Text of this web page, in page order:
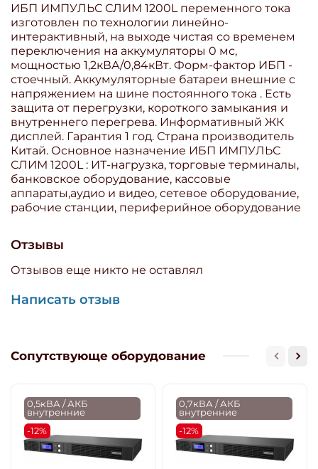
ИБП ИМПУЛЬС СЛИМ 1200L переменного тока
изготовлен по технологии линейно-
интерактивный, на выходе чистая со временем
переключения на аккумуляторы 0 мс,
мощностью 1,2кВА/0,84кВт. Форм-фактор ИБП -
стоечный. Аккумуляторные батареи внешние с
напряжением на шине постоянного тока . Есть
защита от перегрузки, короткого замыкания и
внутреннего перегрева. Информативный ЖК
дисплей. Гарантия 1 год. Страна производитель
Китай. Основное назначение ИБП ИМПУЛЬС
СЛИМ 1200L : ИТ-нагрузка, торговые терминалы,
банковское оборудование, кассовые
аппараты,аудио и видео, сетевое оборудование,
рабочие станции, периферийное оборудование
Отзывы
Отзывов еще никто не оставлял
Написать отзыв
Сопутствующе оборудование
0,5кВА / АКБ
внутренние
-12%
0,7кВА / АКБ
внутренние
-12%